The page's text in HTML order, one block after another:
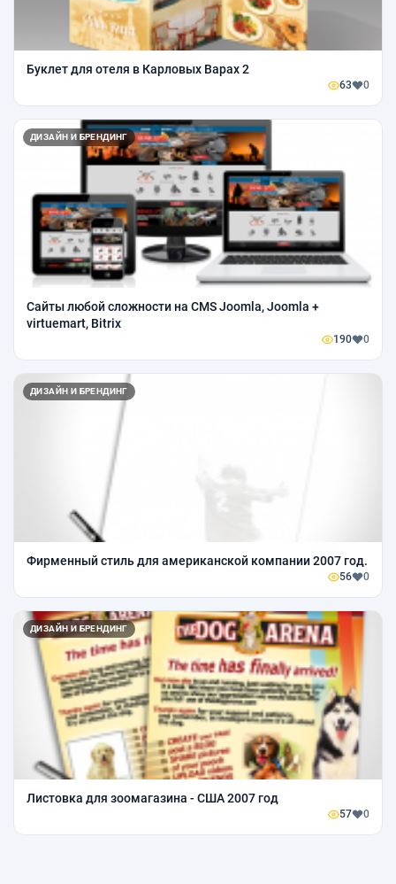
Буклет для отеля в Карловых Варах 2
63 0
ДИЗАЙН И БРЕНДИНГ
Сайты любой сложности на CMS Joomla, Joomla +
virtuemart, Bitrix
190 0
ДИЗАЙН И БРЕНДИНГ
Фирменный стиль для американской компании 2007 год.
56 0
ДИЗАЙН И БРЕНДИНГ
Листовка для зоомагазина - США 2007 год
57 0